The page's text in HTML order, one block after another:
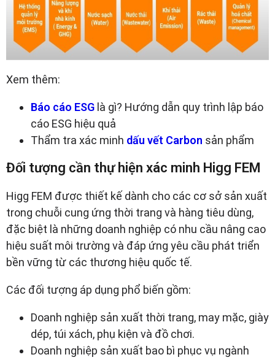
Xem thêm:
Báo cáo ESG là gì? Hướng dẫn quy trình lập báo
cáo ESG hiệu quả
Thẩm tra xác minh dấu vết Carbon sản phẩm
Đối tượng cần thự hiện xác minh Higg FEM
Higg FEM được thiết kế dành cho các cơ sở sản xuất
trong chuỗi cung ứng thời trang và hàng tiêu dùng,
đặc biệt là những doanh nghiệp có nhu cầu nâng cao
hiệu suất môi trường và đáp ứng yêu cầu phát triển
bền vững từ các thương hiệu quốc tế.
Các đối tượng áp dụng phổ biến gồm:
Doanh nghiệp sản xuất thời trang, may mặc, giày
dép, túi xách, phụ kiện và đồ chơi.
Doanh nghiệp sản xuất bao bì phục vụ ngành